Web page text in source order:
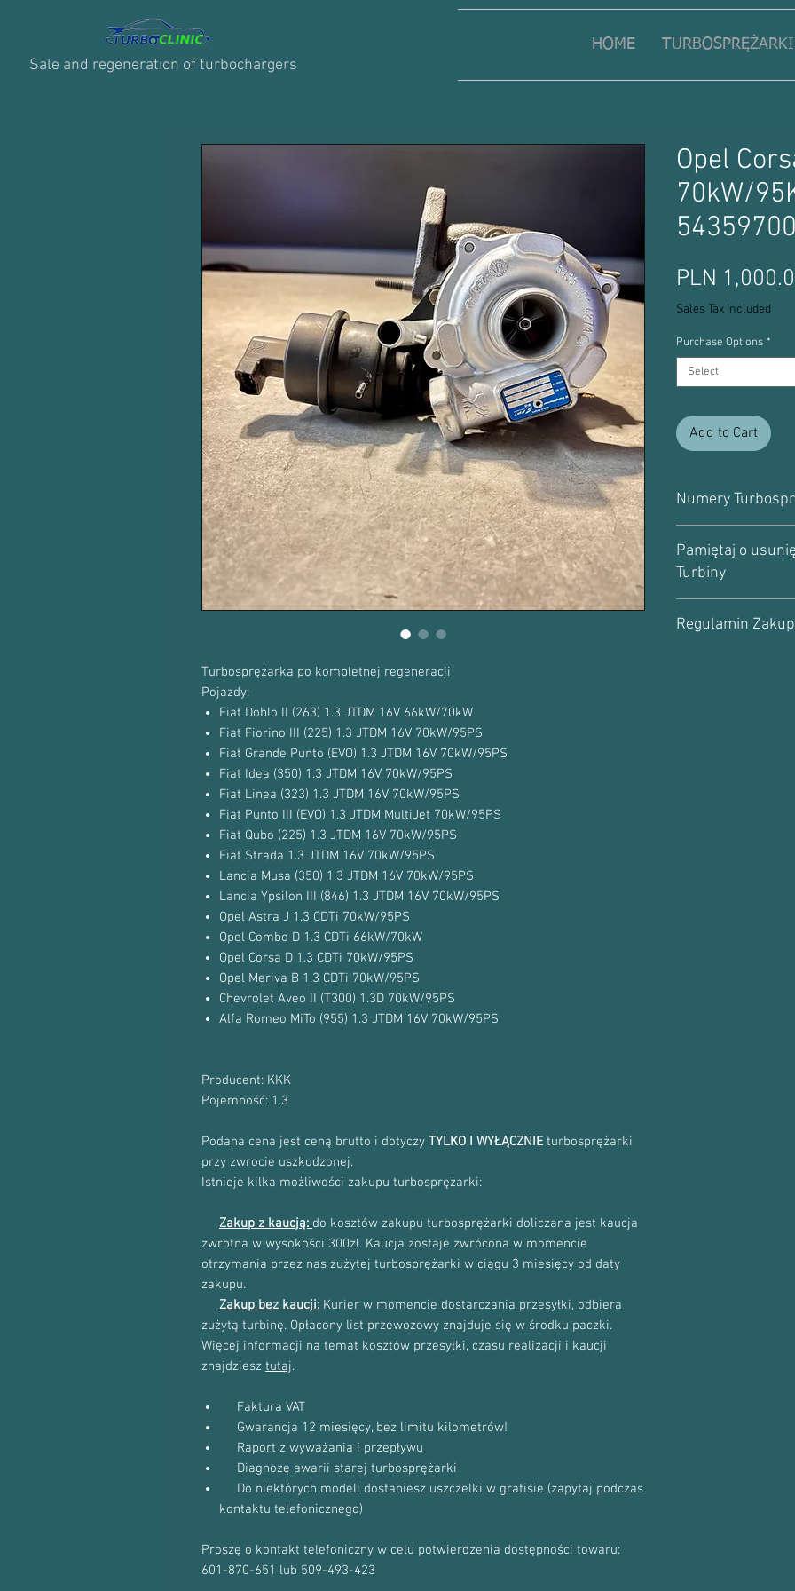
Sale and regeneration of turbochargers
HOME TURBOSPRĘŻARKI
Turbosprężarka po kompletnej regeneracji
Pojazdy:
Fiat Doblo II (263) 1.3 JTDM 16V 66kW/70kW
Fiat Fiorino III (225) 1.3 JTDM 16V 70kW/95PS
Fiat Grande Punto (EVO) 1.3 JTDM 16V 70kW/95PS
Fiat Idea (350) 1.3 JTDM 16V 70kW/95PS
Fiat Linea (323) 1.3 JTDM 16V 70kW/95PS
Fiat Punto III (EVO) 1.3 JTDM MultiJet 70kW/95PS
Fiat Qubo (225) 1.3 JTDM 16V 70kW/95PS
Fiat Strada 1.3 JTDM 16V 70kW/95PS
Lancia Musa (350) 1.3 JTDM 16V 70kW/95PS
Lancia Ypsilon III (846) 1.3 JTDM 16V 70kW/95PS
Opel Astra J 1.3 CDTi 70kW/95PS
Opel Combo D 1.3 CDTi 66kW/70kW
Opel Corsa D 1.3 CDTi 70kW/95PS
Opel Meriva B 1.3 CDTi 70kW/95PS
Chevrolet Aveo II (T300) 1.3D 70kW/95PS
Alfa Romeo MiTo (955) 1.3 JTDM 16V 70kW/95PS
Producent: KKK
Pojemność: 1.3
Podana cena jest ceną brutto i dotyczy TYLKO I WYŁĄCZNIEturbosprężarki
przy zwrocie uszkodzonej.
Istnieje kilka możliwości zakupu turbosprężarki:
Zakup z kaucją: do kosztów zakupu turbosprężarki doliczana jest kaucja
zwrotna w wysokości 300zł. Kaucja zostaje zwrócona w momencie
otrzymania przez nas zużytej turbosprężarki w ciągu 3 miesięcy od daty
zakupu.
Zakup bez kaucji: Kurier w momencie dostarczania przesyłki, odbiera
zużytą turbinę. Opłacony list przewozowy znajduje się w środku paczki.
Więcej informacji na temat kosztów przesyłki, czasu realizacji i kaucji
znajdziesz tutaj.
Faktura VAT
Gwarancja 12 miesięcy, bez limitu kilometrów!
Raport z wyważania i przepływu
Diagnozę awarii starej turbosprężarki
Do niektórych modeli dostaniesz uszczelki w gratisie (zapytaj podczas
kontaktu telefonicznego)
Proszę o kontakt telefoniczny w celu potwierdzenia dostępności towaru:
601-870-651 lub 509-493-423
Opel
70kW/
PLN
Sales Tax Included
Purchase Options *
Select
Add to Cart
Numery
54359700027
54359880027
5435-970-0027
Pamiętaj o
Turbiny
rzadko psuje się
Regulamin